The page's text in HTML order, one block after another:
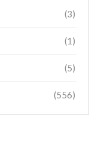
(3)
(1)
(5)
(556)